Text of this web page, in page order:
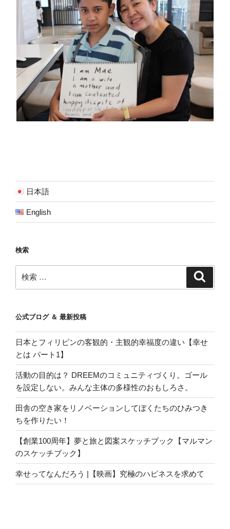
日本語
English
検索
索:
公式ブログ ＆ 最新投稿
日本とフィリピンの客観的・主観的幸福度の違い【幸せ
とは パート1】
活動の目的は？ DREEMのコミュニティづくり。ゴール
を設定しない。みんな主体の多様性のおもしろさ。
田舎の空き家をリノベーションしてぼくたちのひみつき
ちを作りたい！
【創業100周年】夢と旅と図案スケッチブック【マルマン
のスケッチブック】
幸せってなんだろう |【映画】究極のハピネスを求めて